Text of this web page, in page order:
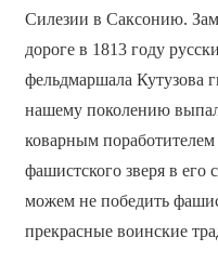
Силезии в Саксонию.
дороге в 1813 году
фельдмаршала Кутузова
нашему поколению
коварным
фашистского зверя в
можем не победить
прекрасные воинские